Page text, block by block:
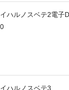
ハルノスベテ2電子
ハルノスベテ3